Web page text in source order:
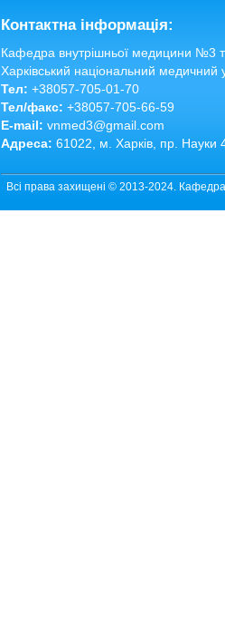
Контактна інформація:
Кафедра внутрішньої медицини №3
Харківський національний медичний
Тел: +38057-705-01-70
Тел/факс: +38057-705-66-59
E-mail: vnmed3@gmail.com
Адреса: 61022, м. Харків, пр. Науки
Всі права захищені © 2013-2024. Кафедра